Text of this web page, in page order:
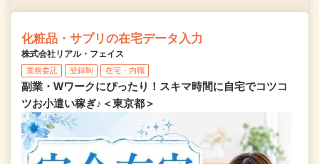
化粧品・サプリの在宅データ入力
株式会社リアル・フェイス
業務委託 登録制 在宅・内職
副業・Wワークにぴったり！スキマ時間に自宅でコツコ
ツお小遣い稼ぎ♪＜東京都＞